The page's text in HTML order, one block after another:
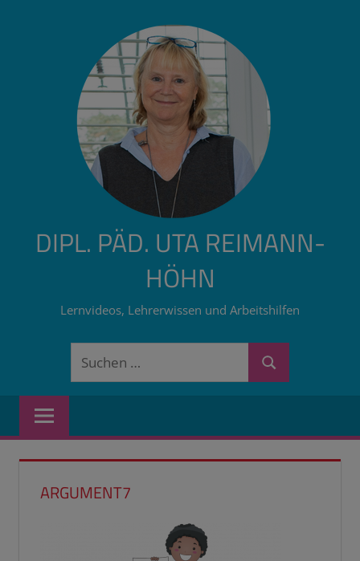
DIPL. PÄD. UTA REIMANN-
HÖHN
Lernvideos, Lehrerwissen und Arbeitshilfen
Suchen
Suchen
ARGUMENT7